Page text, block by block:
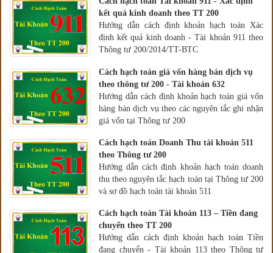
kết quả kinh doanh theo TT 200
Hướng dẫn cách định khoản hạch toán Xác
định kết quả kinh doanh - Tài khoản 911 theo
Thông tư 200/2014/TT-BTC
Cách hạch toán giá vốn hàng bán dịch vụ
theo thông tư 200 - Tài khoản 632
Hướng dẫn cách định khoản hạch toán giá vốn
hàng bán dịch vụ theo các nguyên tắc ghi nhận
giá vốn tại Thông tư 200
Cách hạch toán Doanh Thu tài khoản 511
theo Thông tư 200
Hướng dẫn cách định khoản hạch toán doanh
thu theo nguyên tắc hạch toán tại Thông tư 200
và sơ đồ hạch toán tài khoản 511
Cách hạch toán Tài khoản 113 – Tiền đang
chuyển theo TT 200
Hướng dẫn cách định khoản hạch toán Tiền
đang chuyển - Tài khoản 113 theo Thông tư